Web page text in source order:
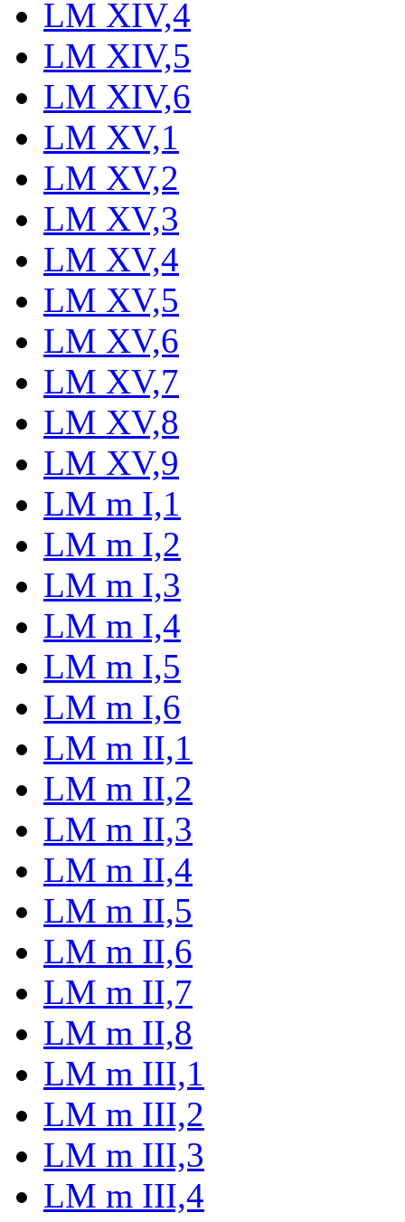
LM XIV,4
LM XIV,5
LM XIV,6
LM XV,1
LM XV,2
LM XV,3
LM XV,4
LM XV,5
LM XV,6
LM XV,7
LM XV,8
LM XV,9
LM m I,1
LM m I,2
LM m I,3
LM m I,4
LM m I,5
LM m I,6
LM m II,1
LM m II,2
LM m II,3
LM m II,4
LM m II,5
LM m II,6
LM m II,7
LM m II,8
LM m III,1
LM m III,2
LM m III,3
LM m III,4